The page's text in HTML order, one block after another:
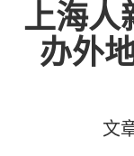
上海人
办外
文